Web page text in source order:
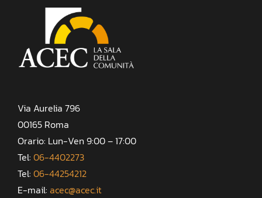
Via Aurelia 796
00165 Roma
Orario: Lun-Ven 9:00 – 17:00
Tel: 06-4402273
Tel: 06-44254212
E-mail: acec@acec.it